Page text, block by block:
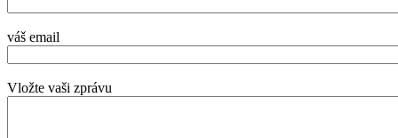
váš email
Vložte vaši zprávu